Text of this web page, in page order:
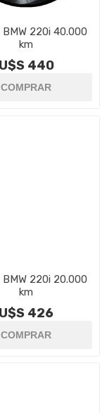
BMW 220i 40.000
km
U$S 440
BMW 220i 20.000
km
U$S 426